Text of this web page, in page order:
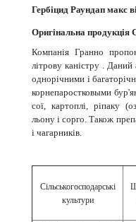
Гербіцид Раундап макс
Оригінальна продукція
Компанія Гранно
літрову каністру . Даний
однорічними і
корнепаростковыми
сої, картоплі, ріпаку
льону і сорго. Також
і чагарників.
Сільськогосподарські
культури